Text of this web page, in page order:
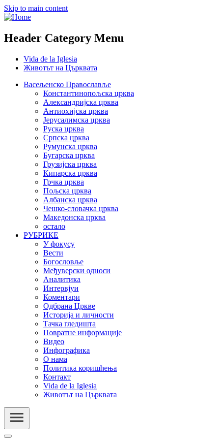
Skip to main content
Header Category Menu
Vida de la Iglesia
Животът на Църквата
Васељенско Православље
Константинопољска црква
Александријска црква
Антиохијска црква
Јерусалимска црква
Руска црква
Српска црква
Румунска црква
Бугарска црква
Грузијска црква
Кипарска црква
Грчка црква
Пољска црква
Албанска црква
Чешко-словачка црква
Македонска црква
остало
РУБРИКЕ
У фокусу
Вести
Богословље
Међуверски односи
Аналитика
Интервјуи
Коментари
Одбрана Цркве
Историја и личности
Тачка гледишта
Повратне информације
Видео
Инфографика
О нама
Политика коришћења
Контакт
Vida de la Iglesia
Животът на Църквата